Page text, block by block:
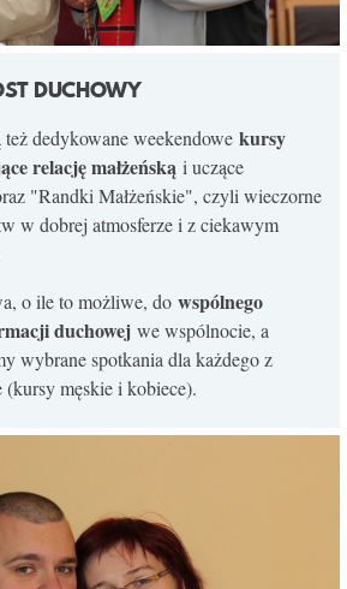
DUCHOWY
dedykowane weekendowe kursy
relację małżeńską i uczące
"Randki Małżeńskie", czyli wieczorne
w dobrej atmosferze i z ciekawym
o ile to możliwe, do wspólnego
duchowej we wspólnocie, a
wybrane spotkania dla każdego z
męskie i kobiece).